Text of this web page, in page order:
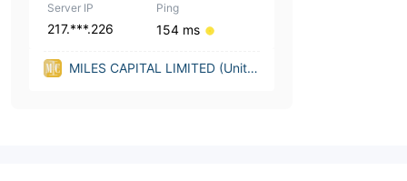
Server IP
217.***.226
Ping
154 ms
MILES CAPITAL LIMITED (Unite